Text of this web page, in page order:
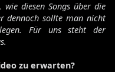
diesen Songs über die
dennoch sollte man nicht
Für uns steht der
zu erwarten?